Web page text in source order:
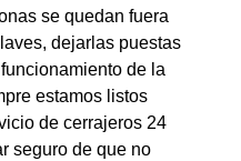
se quedan fuera
dejarlas puestas
de la
estamos listos
de cerrajeros 24
seguro de que no